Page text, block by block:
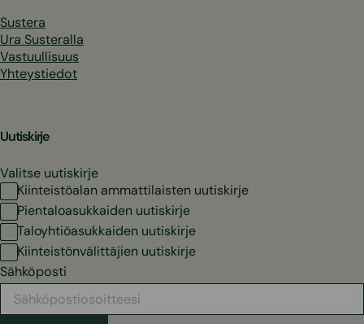
Sustera
Ura Susteralla
Vastuullisuus
Yhteystiedot
Uutiskirje
Valitse uutiskirje
Kiinteistöalan ammattilaisten uutiskirje
Pientaloasukkaiden uutiskirje
Taloyhtiöasukkaiden uutiskirje
Kiinteistönvälittäjien uutiskirje
Sähköposti